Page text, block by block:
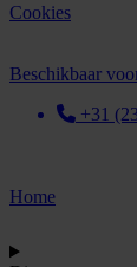
Cookies
Beschikbaar
+31
Home